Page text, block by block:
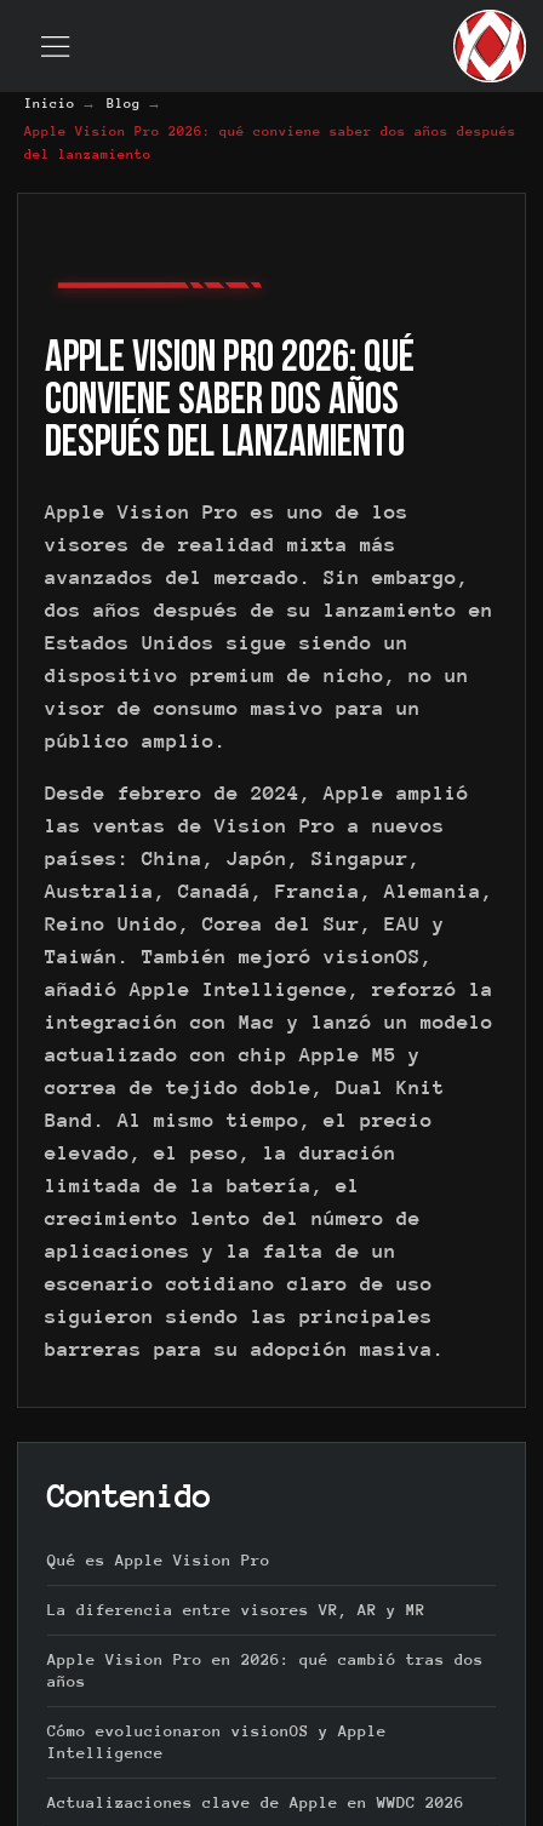
Inicio → Blog →
Apple Vision Pro 2026: qué conviene saber dos años después
del lanzamiento
Apple Vision Pro 2026: qué
conviene saber dos años
después del lanzamiento
Apple Vision Pro es uno de los
visores de realidad mixta más
avanzados del mercado. Sin embargo,
dos años después de su lanzamiento en
Estados Unidos sigue siendo un
dispositivo premium de nicho, no un
visor de consumo masivo para un
público amplio.
Desde febrero de 2024, Apple amplió
las ventas de Vision Pro a nuevos
países: China, Japón, Singapur,
Australia, Canadá, Francia, Alemania,
Reino Unido, Corea del Sur, EAU y
Taiwán. También mejoró visionOS,
añadió Apple Intelligence, reforzó la
integración con Mac y lanzó un modelo
actualizado con chip Apple M5 y
correa de tejido doble, Dual Knit
Band. Al mismo tiempo, el precio
elevado, el peso, la duración
limitada de la batería, el
crecimiento lento del número de
aplicaciones y la falta de un
escenario cotidiano claro de uso
siguieron siendo las principales
barreras para su adopción masiva.
Contenido
Qué es Apple Vision Pro
La diferencia entre visores VR, AR y MR
Apple Vision Pro en 2026: qué cambió tras dos
años
Cómo evolucionaron visionOS y Apple
Intelligence
Actualizaciones clave de Apple en WWDC 2026